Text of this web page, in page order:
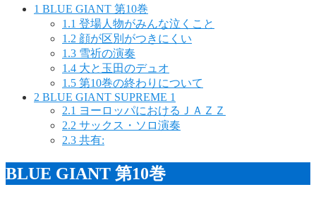
1 BLUE GIANT 第10巻
1.1 登場人物がみんな泣くこと
1.2 顔が区別がつきにくい
1.3 雪祈の演奏
1.4 大と玉田のデュオ
1.5 第10巻の終わりについて
2 BLUE GIANT SUPREME 1
2.1 ヨーロッパにおけるＪＡＺＺ
2.2 サックス・ソロ演奏
2.3 共有:
BLUE GIANT 第10巻